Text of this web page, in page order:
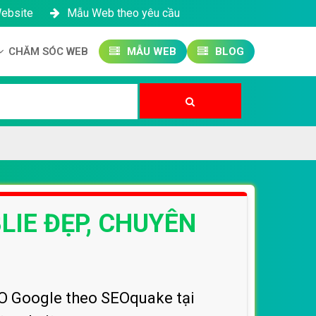
Mẫu Web theo yêu cầu
CHĂM SÓC WEB MẪU WEB BLOG
ĐẸP, CHUYÊN
Google theo SEOquake tại